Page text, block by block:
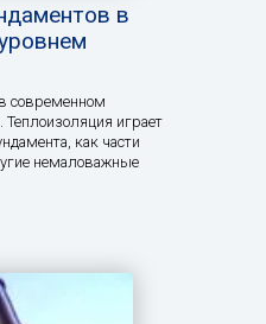
в
современном
Теплоизоляция играет
как части
немаловажные